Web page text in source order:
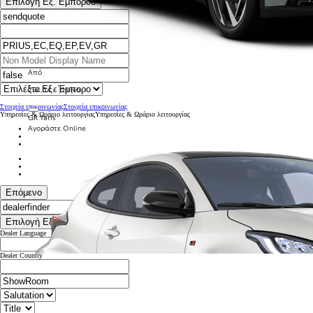
Από
254,34 € /Μήνα
GR Yaris
Αγοράστε Online
Στοιχεία επικοινωνίαςΣτοιχεία επικοινωνίας
Υπηρεσίες & Ωράριο λειτουργίαςΥπηρεσίες & Ωράριο λειτουργίας
Επόμενο
Επιλογή Εξ. Εμπόρου
Dealer Language
Dealer Country